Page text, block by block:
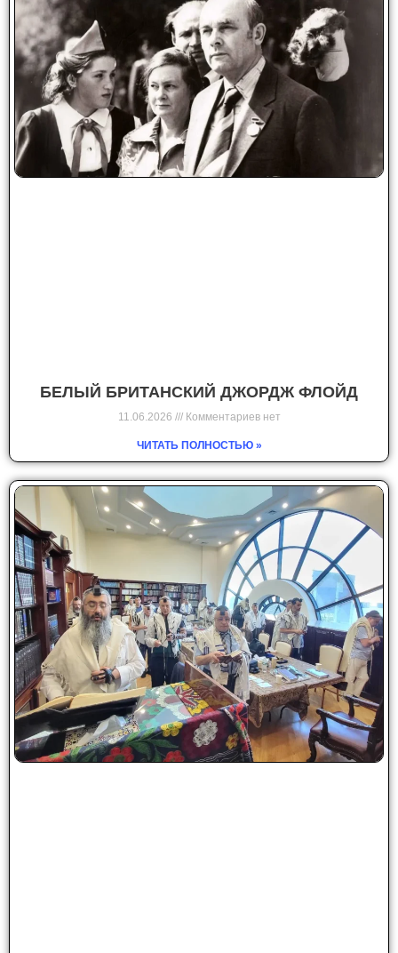
БЕЛЫЙ БРИТАНСКИЙ ДЖОРДЖ ФЛОЙД
11.06.2026 Комментариев нет
ЧИТАТЬ ПОЛНОСТЬЮ »